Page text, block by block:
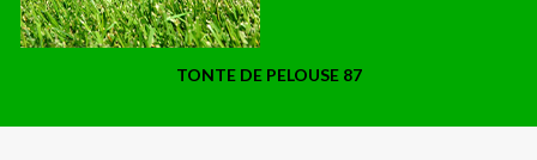
TONTE DE PELOUSE 87